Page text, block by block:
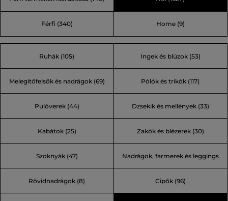
unatkozni.
Férfi (340) Home(9)
Ruhák (105) Ingek és blúzok (53)
Melegítőfelsők és nadrágok (69) Pólók és trikók (117)
Pulóverek (44) Dzsekik és mellények (33)
Kabátok (25) Zakók és blézerek (30)
Szoknyák (47) Nadrágok, farmerek és leggings
(74)
Rövidnadrágok (8) Cipők (96)